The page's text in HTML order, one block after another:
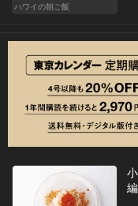
ハワイの朝ご飯
編